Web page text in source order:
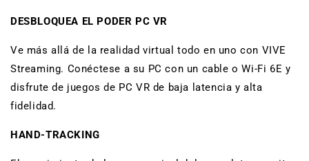
DESBLOQUEA EL PODER PC VR
Ve más allá de la realidad virtual todo en uno con VIVE
Streaming. Conéctese a su PC con un cable o Wi-Fi 6E y
disfrute de juegos de PC VR de baja latencia y alta
fidelidad.
HAND-TRACKING